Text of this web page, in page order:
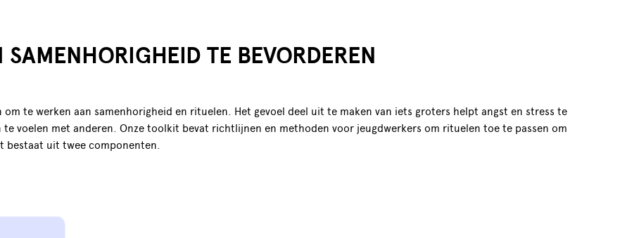
TE BEVORDEREN
te werken aan samenhorigheid en rituelen. Het gevoel deel uit te maken van iets groters helpt angst en stress te
voelen met anderen. Onze toolkit bevat richtlijnen en methoden voor jeugdwerkers om rituelen toe te passen om
uit twee componenten.